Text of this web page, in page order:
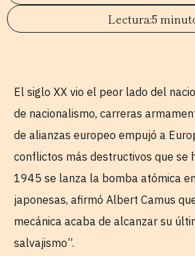
5
El siglo XX vio el peor lado del
de nacionalismo, carreras
de alianzas europeo empujó a
conflictos más destructivos que se
1945 se lanza la bomba atómica
japonesas, afirmó Albert Camus
mecánica acaba de alcanzar su
salvajismo”.